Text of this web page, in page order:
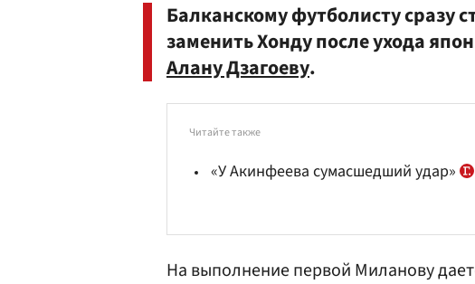
Балканскому футболисту сразу
заменить Хонду после ухода
Алану Дзагоеву.
Читайте также
«У Акинфеева сумасшедший удар»
На выполнение первой Миланову